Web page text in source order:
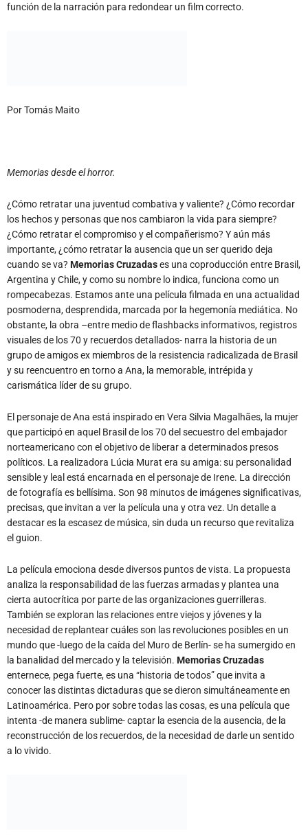
función de la narración para redondear un film correcto.
importante, ¿cómo retratar la ausencia que un ser querido deja
cuando se va?Memorias Cruzadases una coproducción entre Brasil,
Argentina y Chile, y como su nombre lo indica, funciona como un
rompecabezas. Estamos ante una película filmada en una actualidad
posmoderna, desprendida, marcada por la hegemonía mediática. No
obstante, la obra –entre medio de flashbacks informativos, registros
visuales de los 70 y recuerdos detallados- narra la historia de un
grupo de amigos ex miembros de la resistencia radicalizada de Brasil
y su reencuentro en torno a Ana, la memorable, intrépida y
carismática líder de su grupo.
El personaje de Ana está inspirado en Vera Silvia Magalhães, la mujer
que participó en aquel Brasil de los 70 del secuestro del embajador
políticos. La realizadora Lúcia Murat era su amiga: su personalidad
sensible y leal está encarnada en el personaje de Irene. La dirección
de fotografía es bellísima. Son 98 minutos de imágenes significativas,
precisas, que invitan a ver la película una y otra vez. Un detalle a
destacar es la escasez de música, sin duda un recurso que revitaliza
el guion.
La película emociona desde diversos puntos de vista. La propuesta
analiza la responsabilidad de las fuerzas armadas y plantea una
También se exploran las relaciones entre viejos y jóvenes y la
necesidad de replantear cuáles son las revoluciones posibles en un
mundo que -luego de la caída del Muro de Berlín- se ha sumergido en
la banalidad del mercado y la televisión.Memorias Cruzadas
enternece, pega fuerte, es una “historia de todos” que invita a
conocer las distintas dictaduras que se dieron simultáneamente en
Latinoamérica. Pero por sobre todas las cosas, es una película que
intenta -de manera sublime- captar la esencia de la ausencia, de la
reconstrucción de los recuerdos, de la necesidad de darle un sentido
a lo vivido.